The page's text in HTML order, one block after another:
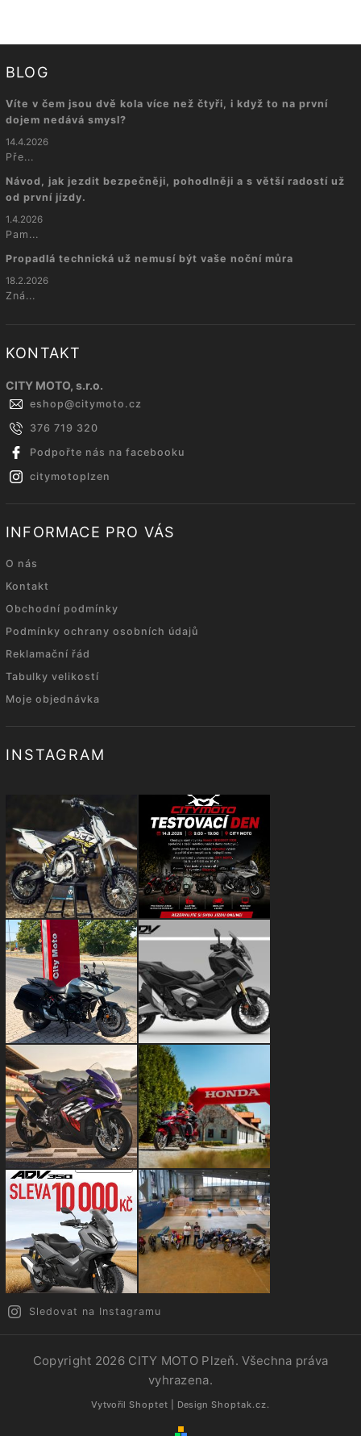
BLOG
Víte v čem jsou dvě kola více než čtyři, i když to na první
dojem nedává smysl?
14.4.2026
Pře...
Návod, jak jezdit bezpečněji, pohodlněji a s větší radostí už
od první jízdy.
1.4.2026
Pam...
Propadlá technická už nemusí být vaše noční můra
18.2.2026
Zná...
KONTAKT
CITY MOTO, s.r.o.
eshop@citymoto.cz
376 719 320
Podpořte nás na facebooku
citymotoplzen
INFORMACE PRO VÁS
O nás
Kontakt
Obchodní podmínky
Podmínky ochrany osobních údajů
Reklamační řád
Tabulky velikostí
Moje objednávka
INSTAGRAM
Sledovat na Instagramu
Copyright 2026 CITY MOTO Plzeň. Všechna práva
vyhrazena.
Vytvořil Shoptet | Design Shoptak.cz.